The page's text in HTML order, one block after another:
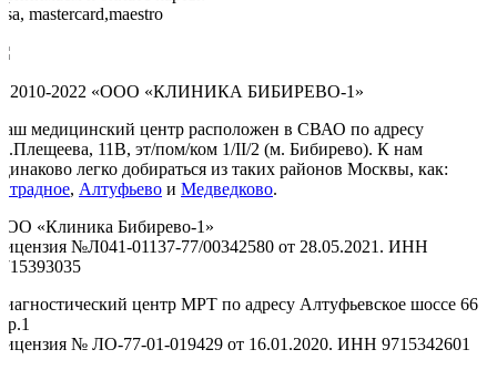
mastercard,maestro
2010-2022 «ООО «КЛИНИКА БИБИРЕВО-1»
медицинский центр расположен в СВАО по адресу
11В, эт/пом/ком 1/II/2 (м. Бибирево). К нам
легко добираться из таких районов Москвы, как:
, Алтуфьево и Медведково.
«Клиника Бибирево-1»
№Л041-01137-77/00342580 от 28.05.2021. ИНН
центр МРТ по адресу Алтуфьевское шоссе 66
№ ЛО-77-01-019429 от 16.01.2020. ИНН 9715342601